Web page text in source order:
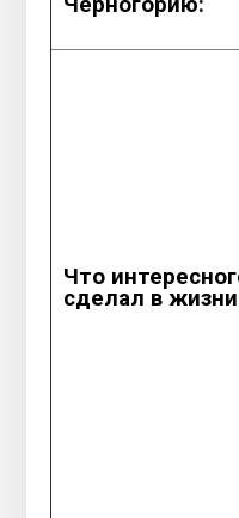
Что
сделал в